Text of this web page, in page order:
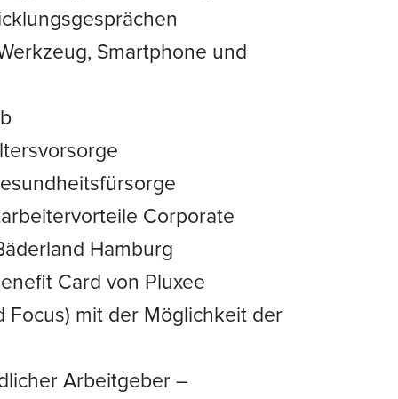
Smartphone und
Corporate
Hamburg
Card von Pluxee
Focus) mit der Möglichkeit der
Arbeitgeber –